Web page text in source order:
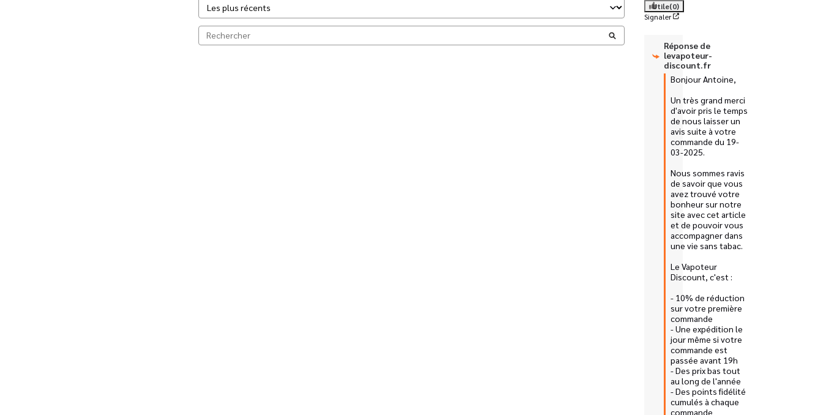
Utile(0)
Signaler
Réponse de
levapoteur-
discount.fr
Bonjour Antoine,
Un très grand merci
d'avoir pris le temps
de nous laisser un
avis suite à votre
commande du 19-
03-2025.
Nous sommes ravis
de savoir que vous
avez trouvé votre
bonheur sur notre
site avec cet article
et de pouvoir vous
accompagner dans
une vie sans tabac.
Le Vapoteur
Discount, c'est :
- 10% de réduction
sur votre première
commande
- Une expédition le
jour même si votre
commande est
passée avant 19h
- Des prix bas tout
au long de l'année
- Des points fidélité
cumulés à chaque
commande